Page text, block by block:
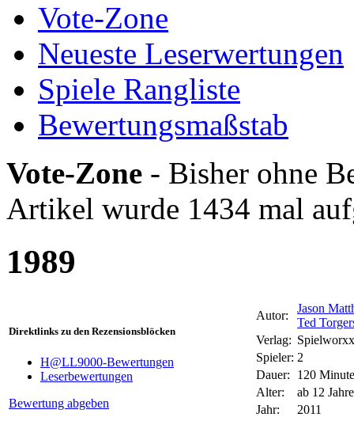
Vote-Zone
Neueste Leserwertungen
Spiele Rangliste
Bewertungsmaßstab
Vote-Zone - Bisher ohne
Artikel wurde 1434 mal
1989
Direktlinks zu den Rezensionsblöcken
H@LL9000-Bewertungen
Leserbewertungen
Bewertung abgeben
Autor:
Jason
Ted
Verlag: Spielworxx
Spieler: 2
Dauer:
120
Alter:
ab 12
Jahr:
2011